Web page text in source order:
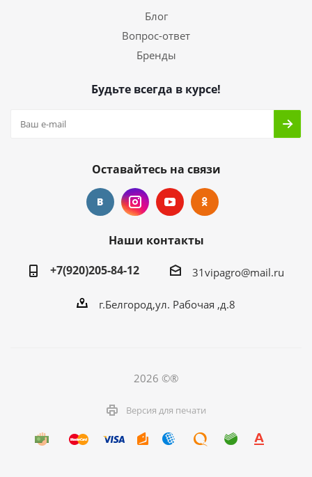
Блог
Вопрос-ответ
Бренды
Будьте всегда в курсе!
Оставайтесь на связи
Наши контакты
+7(920)205-84-12
31vipagro@mail.ru
г.Белгород,ул. Рабочая ,д.8
2026 ©®
Версия для печати